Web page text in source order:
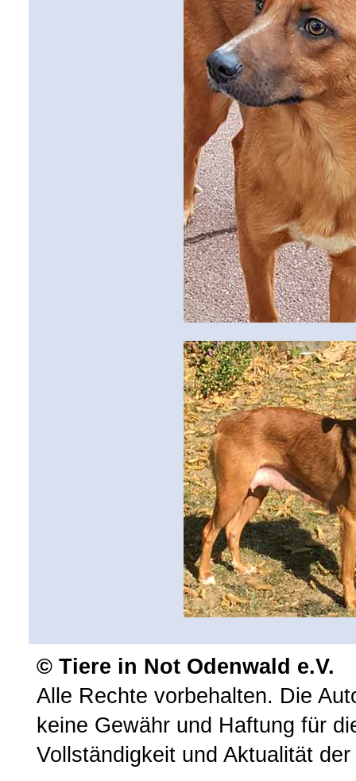
© Tiere in Not Odenwald e.V.
Alle Rechte vorbehalten. Die
keine Gewähr und Haftung für
Vollständigkeit und Aktualität